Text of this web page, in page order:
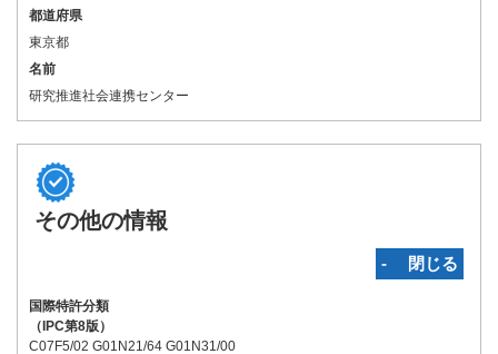
都道府県
東京都
名前
研究推進社会連携センター
その他の情報
‐ 閉じる
国際特許分類
（IPC第8版）
C07F5/02 G01N21/64 G01N31/00